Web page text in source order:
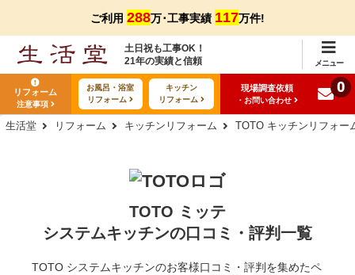
ご利用 288万･工事実績 117万件!
土日祝も工事OK！
21年の実績と信頼
メニュー
リフォーム
注意事項
お風呂・浴室
リフォーム
キッチン
リフォーム
現場調査依頼
・お問い合わせ
0
生活堂 リフォーム キッチンリフォーム TOTO キッチンリフォー
TOTO ミッテ
システムキッチンの口コミ・評判一覧
TOTO システムキッチンのお客様口コミ・評判を集めたペ